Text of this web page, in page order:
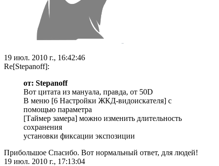
19 июл. 2010 г., 16:42:46
Re[Stepanoff]:
от: Stepanoff
Вот цитата из мануала, правда, от 50D
В меню [6 Настройки ЖКД-видоискателя] с
помощью параметра
[Таймер замера] можно изменить длительность
сохранения
установки фиксации экспозиции
Прибольшое Спасибо. Вот нормальный ответ, для людей!
19 июл. 2010 г., 17:13:04